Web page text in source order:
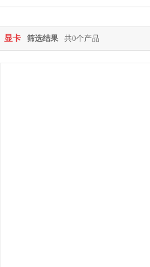
显卡 筛选结果 共0个产品